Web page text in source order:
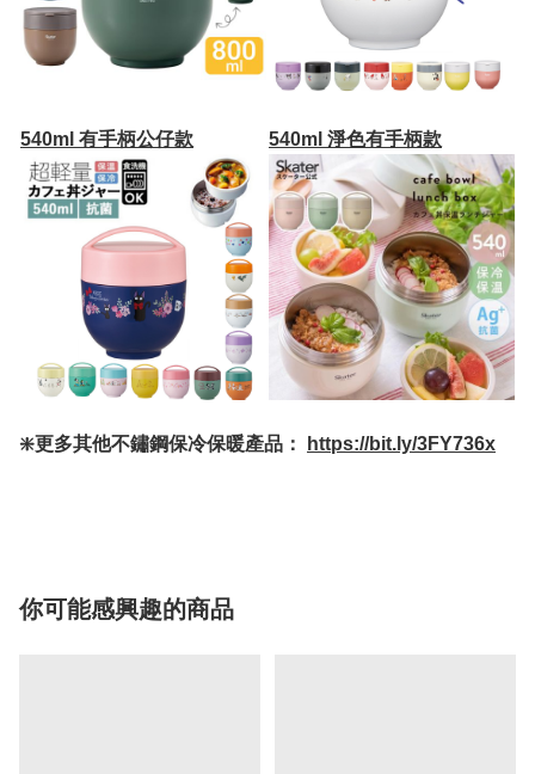
540ml 有手柄公仔款 540ml 淨色有手柄款
❇️更多其他不鏽鋼保冷保暖產品： https://bit.ly/3FY736x
你可能感興趣的商品